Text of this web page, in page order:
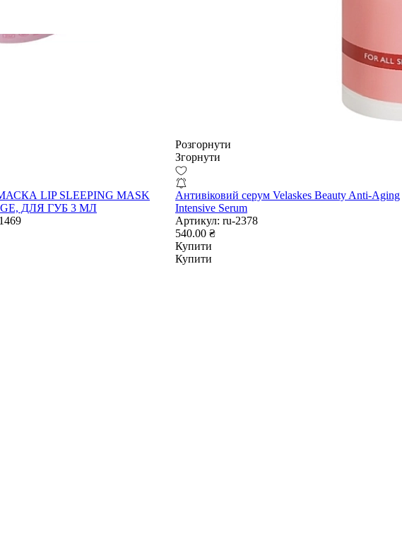
LIP SLEEPING MASK
ДЛЯ ГУБ 3 МЛ
Розгорнути
Згорнути
Антивіковий серум Velaskes Beauty Anti-Aging
Intensive Serum
Артикул: ru-2378
540.00 ₴
Купити
Купити